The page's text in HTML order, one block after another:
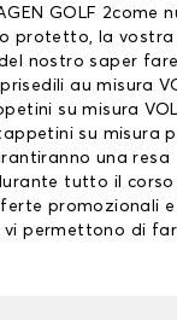
GOLF 2come
la vostra
nostro saper
au misura
su misura
su misura
una resa
tutto il corso
promozionali e
permettono di